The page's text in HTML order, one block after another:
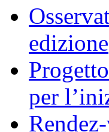
edizione
per